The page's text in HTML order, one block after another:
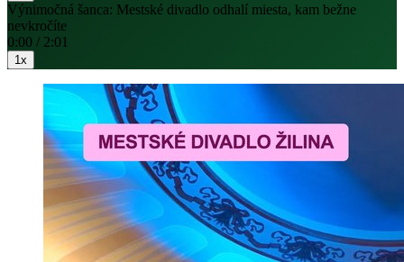
Výnimočná šanca: Mestské divadlo odhalí miesta, kam bežne
nevkročíte
0:00 / 2:01
1x